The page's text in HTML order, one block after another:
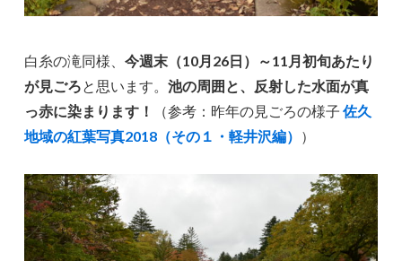
白糸の滝同様、今週末（10月26日）～11月初旬あたり
が見ごろと思います。池の周囲と、反射した水面が真
っ赤に染まります！
（参考：昨年の見ごろの様子 佐久
地域の紅葉写真2018（その１・軽井沢編） ）